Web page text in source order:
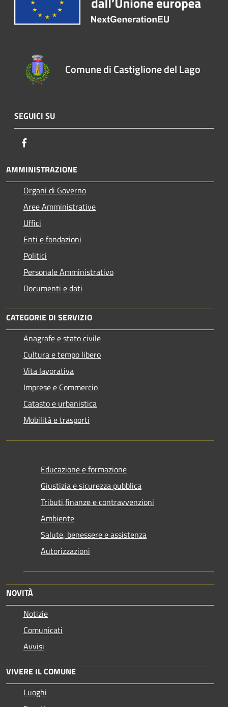
Comune di Castiglione del Lago
SEGUICI SU
AMMINISTRAZIONE
Organi di Governo
Aree Amministrative
Uffici
Enti e fondazioni
Politici
Personale Amministrativo
Documenti e dati
CATEGORIE DI SERVIZIO
Anagrafe e stato civile
Cultura e tempo libero
Vita lavorativa
Imprese e Commercio
Catasto e urbanistica
Mobilità e trasporti
Educazione e formazione
Giustizia e sicurezza pubblica
Tributi,finanze e contravvenzioni
Ambiente
Salute, benessere e assistenza
Autorizzazioni
NOVITÀ
Notizie
Comunicati
Avvisi
VIVERE IL COMUNE
Luoghi